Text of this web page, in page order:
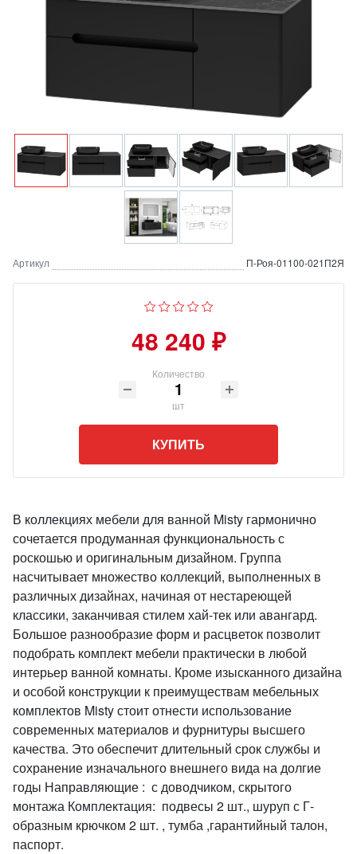
Артикул П-Роя-01100-021П2Я
48 240 ₽
Количество
шт
КУПИТЬ
В коллекциях мебели для ванной Misty гармонично
сочетается продуманная функциональность с
роскошью и оригинальным дизайном. Группа
насчитывает множество коллекций, выполненных в
различных дизайнах, начиная от нестареющей
классики, заканчивая стилем хай-тек или авангард.
Большое разнообразие форм и расцветок позволит
подобрать комплект мебели практически в любой
интерьер ванной комнаты. Кроме изысканного дизайна
и особой конструкции к преимуществам мебельных
комплектов Misty стоит отнести использование
современных материалов и фурнитуры высшего
качества. Это обеспечит длительный срок службы и
сохранение изначального внешнего вида на долгие
годы Направляющие : с доводчиком, скрытого
монтажа Комплектация: подвесы 2 шт., шуруп с Г-
образным крючком 2 шт. , тумба ,гарантийный талон,
паспорт.